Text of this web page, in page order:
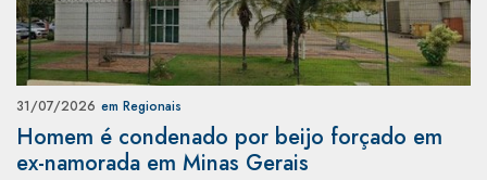
31/07/2026 em Regionais
Homem é condenado por beijo forçado em
ex-namorada em Minas Gerais